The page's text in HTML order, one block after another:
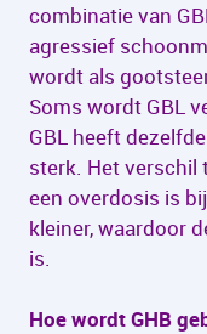
combinatie van
agressief
wordt als
Soms wordt GBL
GBL heeft
sterk. Het verschil
een overdosis is
kleiner, waardoor
is.
Hoe wordt GHB